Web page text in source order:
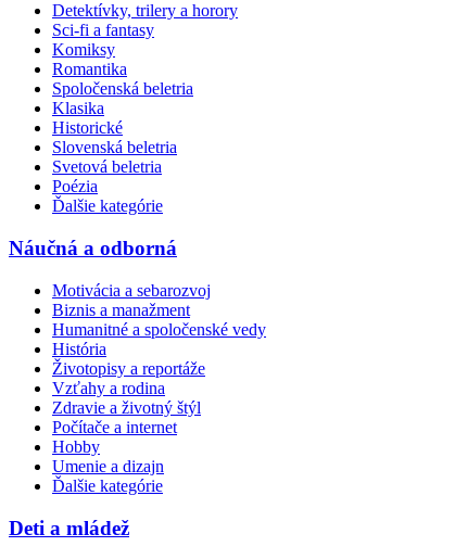
Detektívky, trilery a horory
Sci-fi a fantasy
Komiksy
Romantika
Spoločenská beletria
Klasika
Historické
Slovenská beletria
Svetová beletria
Poézia
Ďalšie kategórie
Náučná a odborná
Motivácia a sebarozvoj
Biznis a manažment
Humanitné a spoločenské vedy
História
Životopisy a reportáže
Vzťahy a rodina
Zdravie a životný štýl
Počítače a internet
Hobby
Umenie a dizajn
Ďalšie kategórie
Deti a mládež